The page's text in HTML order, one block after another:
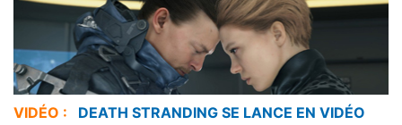
VIDÉO :
DEATH STRANDING SE LANCE EN VIDÉO